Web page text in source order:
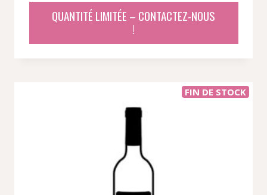
initial
était :
actuel
est :
QUANTITÉ LIMITÉE – CONTACTEZ-NOUS
!
FIN DE STOCK